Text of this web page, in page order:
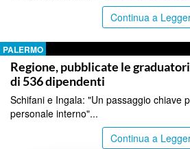
Continua a
PALERMO
Regione, pubblicate le
di 536 dipendenti
Schifani e Ingala: "Un passaggio chiave
personale interno"...
Continua a